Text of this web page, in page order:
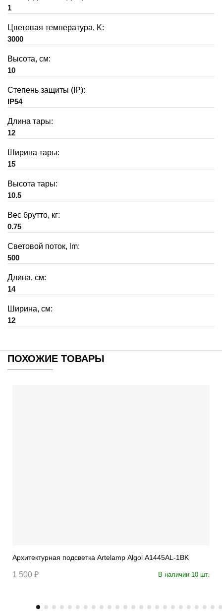
1
Цветовая температура, K:
3000
Высота, см:
10
Степень защиты (IP):
IP54
Длина тары:
12
Ширина тары:
15
Высота тары:
10.5
Вес брутто, кг:
0.75
Световой поток, lm:
500
Длина, см:
14
Ширина, см:
12
ПОХОЖИЕ ТОВАРЫ
Архитектурная подсветка Artelamp Algol A1445AL-1BK
1 500 ₽ В наличии 10 шт.